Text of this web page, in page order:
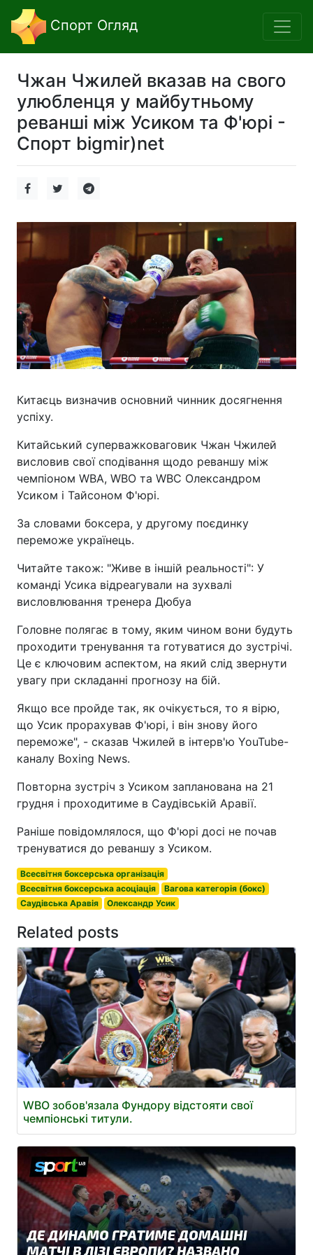
Спорт Огляд
Чжан Чжилей вказав на свого
улюбленця у майбутньому
реванші між Усиком та Ф'юрі -
Спорт bigmir)net
Китаєць визначив основний чинник досягнення
успіху.
Китайський суперважковаговик Чжан Чжилей
висловив свої сподівання щодо реваншу між
чемпіоном WBA, WBO та WBC Олександром
Усиком і Тайсоном Ф'юрі.
За словами боксера, у другому поєдинку
переможе українець.
Читайте також: "Живе в іншій реальності": У
команді Усика відреагували на зухвалі
висловлювання тренера Дюбуа
Головне полягає в тому, яким чином вони будуть
проходити тренування та готуватися до зустрічі.
Це є ключовим аспектом, на який слід звернути
увагу при складанні прогнозу на бій.
Якщо все пройде так, як очікується, то я вірю,
що Усик прорахував Ф'юрі, і він знову його
переможе", - сказав Чжилей в інтерв'ю YouTube-
каналу Boxing News.
Повторна зустріч з Усиком запланована на 21
грудня і проходитиме в Саудівській Аравії.
Раніше повідомлялося, що Ф'юрі досі не почав
тренуватися до реваншу з Усиком.
Всесвітня боксерська організація
Всесвітня боксерська асоціація
Вагова категорія (бокс)
Саудівська Аравія
Олександр Усик
Related posts
WBO зобов'язала Фундору відстояти свої
чемпіонські титули.